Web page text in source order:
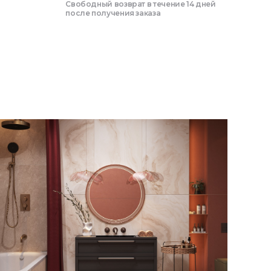
Свободный возврат в течение 14 дней
после получения заказа